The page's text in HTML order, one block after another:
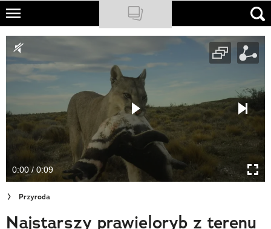
Skip
main
content
NATIONAL GEOGRAPHIC
TRAVELER
PODCASTY
Sklep
Newsletter
Cuda Polski
Wielki Konkurs Fotograficzny
Trendbook Podróżniczy
0:00 / 0:09
Przyroda
Najstarszy prawieloryb z terenu